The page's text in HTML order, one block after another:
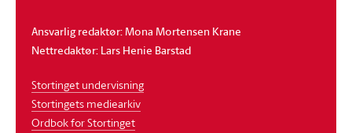
Ansvarlig redaktør: Mona Mortensen Krane
Nettredaktør: Lars Henie Barstad
Stortinget undervisning
Stortingets mediearkiv
Ordbok for Stortinget